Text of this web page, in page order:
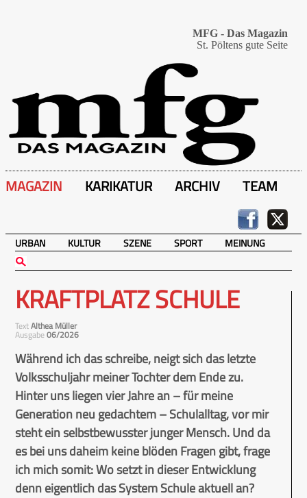
MFG - Das Magazin
St. Pöltens gute Seite
MAGAZIN KARIKATUR ARCHIV TEAM
URBAN KULTUR SZENE SPORT MEINUNG
KRAFTPLATZ SCHULE
TextAlthea Müller
Ausgabe06/2026
Während ich das schreibe, neigt sich das letzte
Volksschuljahr meiner Tochter dem Ende zu.
Hinter uns liegen vier Jahre an – für meine
Generation neu gedachtem – Schulalltag, vor mir
steht ein selbstbewusster junger Mensch. Und da
es bei uns daheim keine blöden Fragen gibt, frage
ich mich somit: Wo setzt in dieser Entwicklung
denn eigentlich das System Schule aktuell an?